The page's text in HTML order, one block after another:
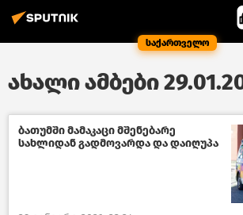
საქართველო
ახალი ამბები
ბათუმში მამაკაცი მშენებარე
სახლიდან გადმოვარდა და დაიღუპა